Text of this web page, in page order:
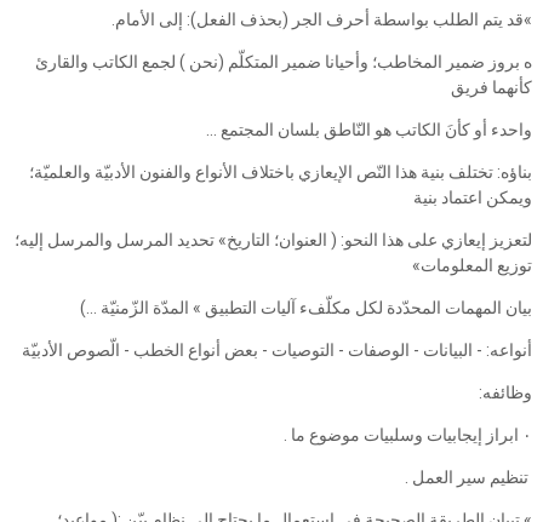
»قد يتم الطلب بواسطة أحرف الجر (بحذف الفعل): إلى الأمام.
ه بروز ضمير المخاطب؛ وأحيانا ضمير المتكلّم (نحن ) لجمع الكاتب والقارئ
كأنهما فريق
واحدء أو كأنَ الكاتب هو النّاطق بلسان المجتمع ...
بناؤه: تختلف بنية هذا النّص الإيعازي باختلاف الأنواع والفنون الأدبيّة والعلميّة؛
ويمكن اعتماد بنية
لتعزيز إيعازي على هذا النحو: ( العنوان؛ التاريخ» تحديد المرسل والمرسل إليه؛
توزيع المعلومات»
بيان المهمات المحدّدة لكل مكلّفء آليات التطبيق » المدّة الزّمنيّة ...)
أنواعه: - البيانات - الوصفات - التوصيات - بعض أنواع الخطب - الّصوص الأدبيّة
وظائفه:
‎٠‏ ابراز إيجابيات وسلبيات موضوع ما .
تنظيم سير العمل .